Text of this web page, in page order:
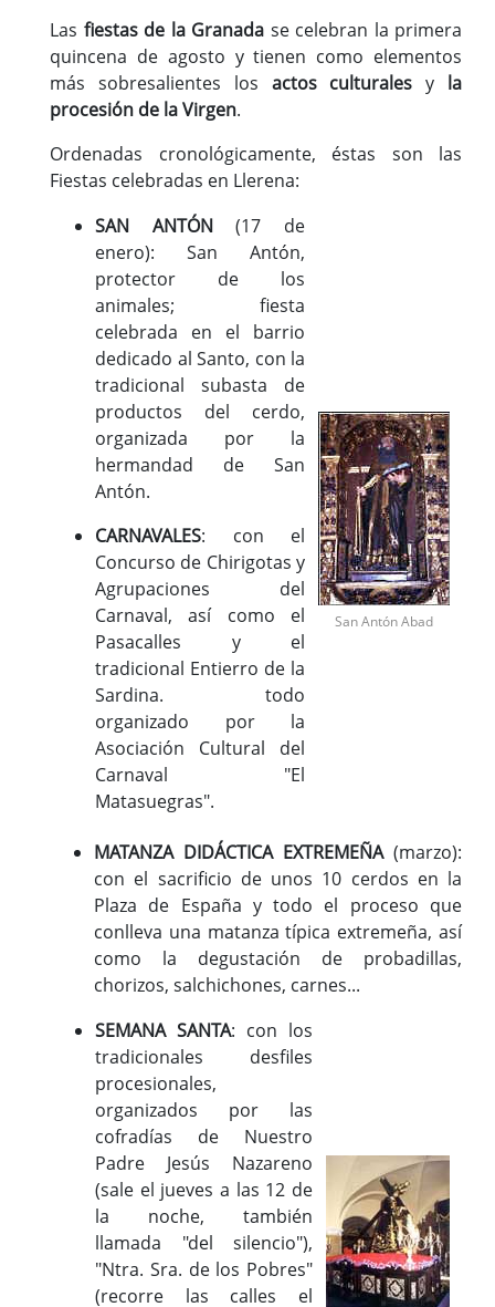
Turismo
Población
Corporación
Códigos para FACe
Las fiestas de la Granada se celebran la primera
quincena de agosto y tienen como elementos
más sobresalientes los actos culturales y la
procesión de la Virgen.
Ordenadas cronológicamente, éstas son las
Fiestas celebradas en Llerena:
SAN ANTÓN(17 de
enero): San Antón,
protector de los
animales; fiesta
celebrada en el barrio
dedicado al Santo, con la
tradicional subasta de
productos del cerdo,
organizada por la
hermandad de San
Antón.
CARNAVALES: con el
Concurso de Chirigotas y
Agrupaciones del
Carnaval, así como el
Pasacalles y el
tradicional Entierro de la
Sardina. todo
organizado por la
Asociación Cultural del
Carnaval "El
Matasuegras".
San Antón Abad
MATANZA DIDÁCTICA EXTREMEÑA(marzo):
con el sacrificio de unos 10 cerdos en la
Plaza de España y todo el proceso que
conlleva una matanza típica extremeña, así
como la degustación de probadillas,
chorizos, salchichones, carnes...
SEMANA SANTA: con los
tradicionales desfiles
procesionales,
organizados por las
cofradías de Nuestro
Padre Jesús Nazareno
(sale el jueves a las 12 de
la noche, también
llamada "del silencio"),
"Ntra. Sra. de los Pobres"
(recorre las calles el